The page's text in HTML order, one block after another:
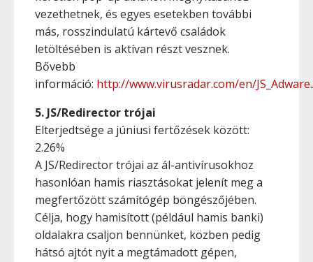
vezethetnek, és egyes esetekben további
más, rosszindulatú kártevő családok
letöltésében is aktívan részt vesznek.
Bővebb
információ: http://www.virusradar.com/en/
5. JS/Redirector trójai
Elterjedtsége a júniusi fertőzések között:
2.26%
A JS/Redirector trójai az ál-antivírusokhoz
hasonlóan hamis riasztásokat jelenít meg a
megfertőzött számítógép böngészőjében.
Célja, hogy hamisított (például hamis banki)
oldalakra csaljon bennünket, közben pedig
hátsó ajtót nyit a megtámadott gépen,